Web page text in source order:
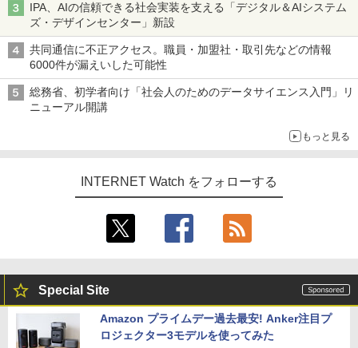
IPA、AIの信頼できる社会実装を支える「デジタル＆AIシステム
ズ・デザインセンター」新設
共同通信に不正アクセス。職員・加盟社・取引先などの情報
6000件が漏えいした可能性
総務省、初学者向け「社会人のためのデータサイエンス入門」リ
ニューアル開講
もっと見る
INTERNET Watch をフォローする
Special Site
Amazon プライムデー過去最安! Anker注目プ
ロジェクター3モデルを使ってみた